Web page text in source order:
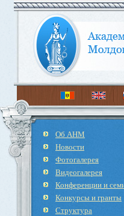
Об АНМ
Новости
Фотогалерея
Видеогалерея
Конференции и
Конкурсы и гранты
Структура